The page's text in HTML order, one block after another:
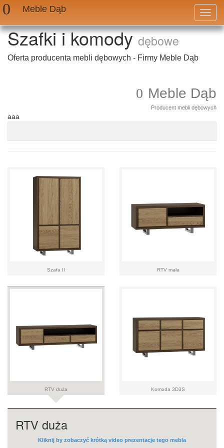
Meble Dąb
Szafki i komodydębowe
Oferta producenta mebli dębowych - Firmy Meble Dąb
Meble Dąb
Producent mebli dębowych
aaa
Szafa II RTV mała
RTV duża Komoda 3D3S
RTV duża
Kliknij by zobaczyć krótką video prezentacje tego mebla